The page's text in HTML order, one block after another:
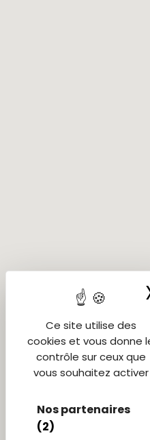
Ce site utilise des
cookies et vous donne
contrôle sur ceux que
vous souhaitez activer
Nos partenaires
(2)